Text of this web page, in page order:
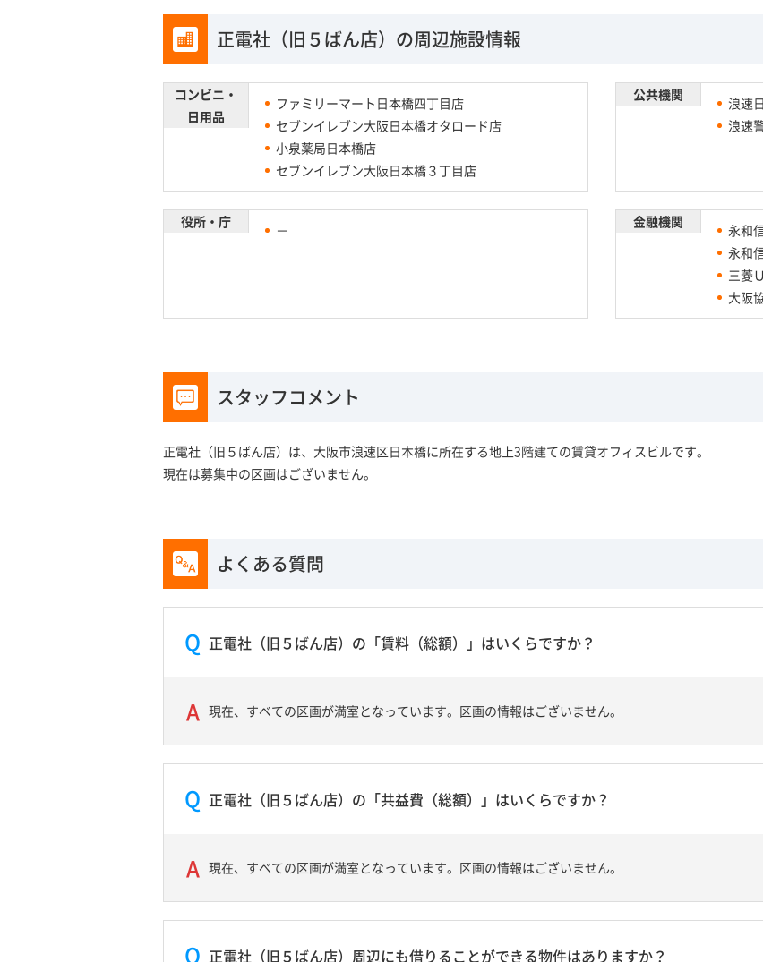
正電社（旧５ばん店）の周辺施設情報
コンビニ・
日用品
ファミリーマート日本橋四丁目店
セブンイレブン大阪日本橋オタロード店
小泉薬局日本橋店
セブンイレブン大阪日本橋３丁目店
公共機関
浪速
浪速
役所・庁 － 金融機関
永和
永和
三菱
大阪
スタッフコメント
正電社（旧５ばん店）は、大阪市浪速区日本橋に所在する地上3階建ての賃貸オフィスビルです。
現在は募集中の区画はございません。
よくある質問
正電社（旧５ばん店）の「賃料（総額）」はいくらですか？
現在、すべての区画が満室となっています。区画の情報はございません。
正電社（旧５ばん店）の「共益費（総額）」はいくらですか？
現在、すべての区画が満室となっています。区画の情報はございません。
正電社（旧５ばん店）周辺にも借りることができる物件はありますか？